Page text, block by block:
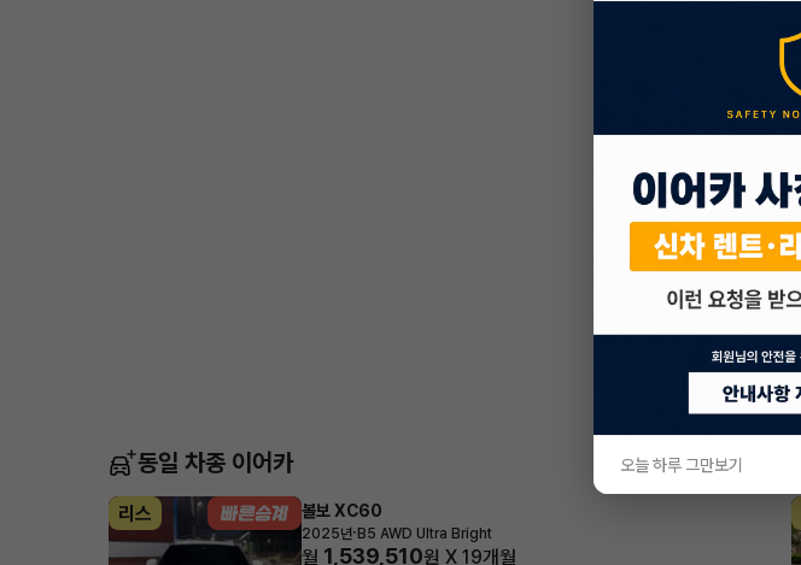
동일 차종 이어카
리스 볼보 XC60
2025년· B5 AWD Ultra Bright
월 1,539,510원 X 19개월
오늘 하루 그만보기